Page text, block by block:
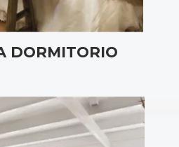
DORMITORIO